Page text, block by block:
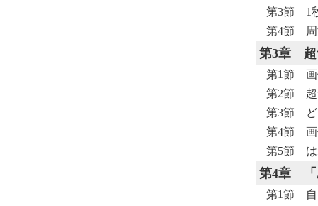
第3節 1
第4節 周
第3章
第1節 画
第2節 超
第3節 ど
第4節 画
第5節 は
第4章
第1節 自